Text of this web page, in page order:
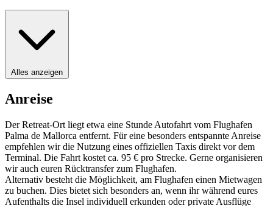
Alles anzeigen
Anreise
Der Retreat-Ort liegt etwa eine Stunde Autofahrt vom Flughafen
Palma de Mallorca entfernt. Für eine besonders entspannte Anreise
empfehlen wir die Nutzung eines offiziellen Taxis direkt vor dem
Terminal. Die Fahrt kostet ca. 95 € pro Strecke. Gerne organisieren
wir auch euren Rücktransfer zum Flughafen.
Alternativ besteht die Möglichkeit, am Flughafen einen Mietwagen
zu buchen. Dies bietet sich besonders an, wenn ihr während eures
Aufenthalts die Insel individuell erkunden oder private Ausflüge